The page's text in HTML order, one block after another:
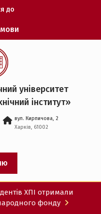
до
мови
університет
iнститут»
вул. Кирпичова, 2
Харків, 61002
ХПІ отримали
фонду